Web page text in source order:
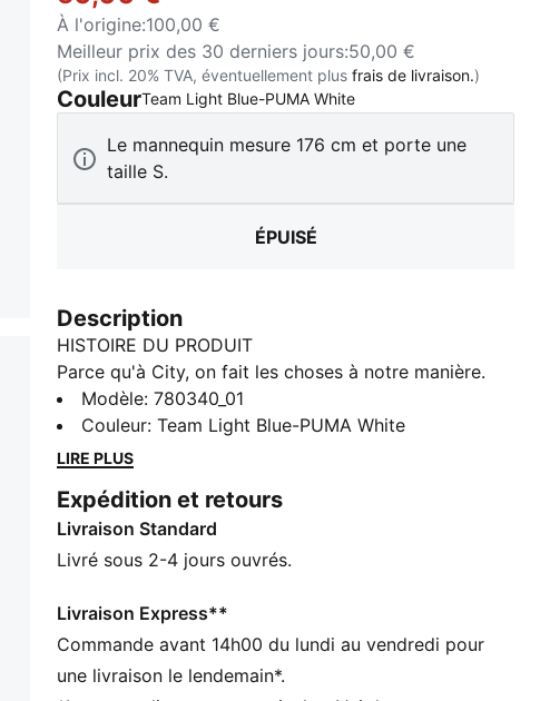
À l'origine:100,00 €
Meilleur prix des 30 derniers jours:50,00 €
(Prix incl. 20% TVA, éventuellement plusfrais de livraison.)
CouleurTeam Light Blue-PUMA White:
Le mannequin mesure 176 cm et porte une
taille S.
ÉPUISÉ
Description
HISTOIRE DU PRODUIT
Parce qu'à City, on fait les choses à notre manière.
Pour la première fois dans l'histoire du club, la tenue
Home met à l’honneur le « sash », cette bande en
biais devenue emblématique les jours de match à
revisité pour la nouvelle génération, ce maillot
évoque à la fois l’histoire du club et son avenir, pour
rappeler qu’à Manchester, on fait les choses
CARACTÉRISTIQUES + AVANTAGES
CONFORT : la technologie dryCELL évacue la
transpiration pour rester au sec et bénéficier d’un
Modèle:780340_01
Couleur:Team Light Blue-PUMA White
LIRE PLUS
Expédition et retours
Livraison Standard
Livré sous 2-4 jours ouvrés.
Livraison Express**
Commande avant 14h00 du lundi au vendredi pour
une livraison le lendemain*.